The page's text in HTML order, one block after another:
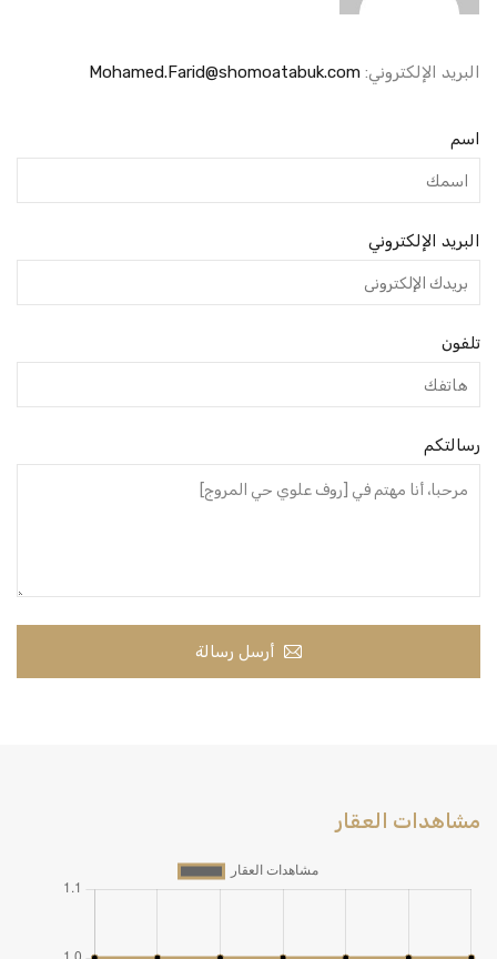
البريد الإلكتروني: Mohamed.Farid@shomoatabuk.com
اسم
البريد الإلكتروني
تلفون
رسالتكم
أرسل رسالة
مشاهدات العقار